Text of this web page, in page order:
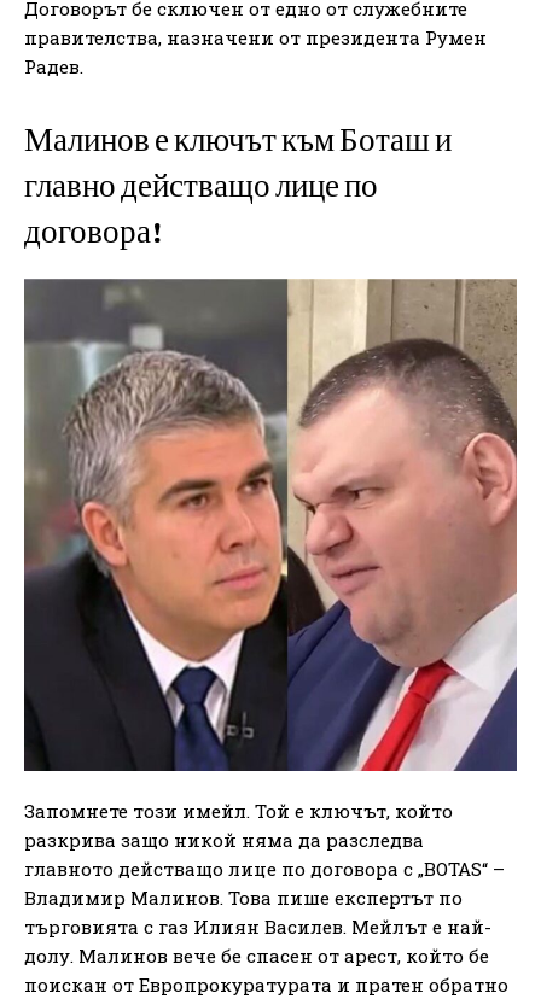
Договорът бе сключен от едно от служебните
правителства, назначени от президента Румен
Радев.
Малинов е ключът към Боташ и
главно действащо лице по
договора!
Запомнете този имейл. Той е ключът, който
разкрива защо никой няма да разследва
главното действащо лице по договора с „BOTAS“ –
Владимир Малинов. Това пише експертът по
търговията с газ Илиян Василев. Мейлът е най-
долу. Малинов вече бе спасен от арест, който бе
поискан от Европрокуратурата и пратен обратно